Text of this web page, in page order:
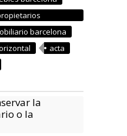
barcelona
acta
la
o la